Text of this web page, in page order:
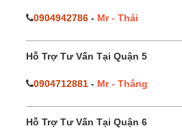
0904942786 - Mr - Thái
Hỗ Trợ Tư Vấn Tại Quận 5
0904712881 - Mr - Thắng
Hỗ Trợ Tư Vấn Tại Quận 6